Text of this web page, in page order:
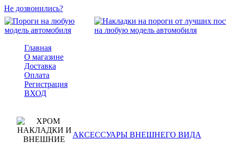
Не дозвонились?
Главная
О магазине
Доставка
Оплата
Регистрация
ВХОД
АКСЕССУАРЫ ВНЕШНЕГО ВИДА